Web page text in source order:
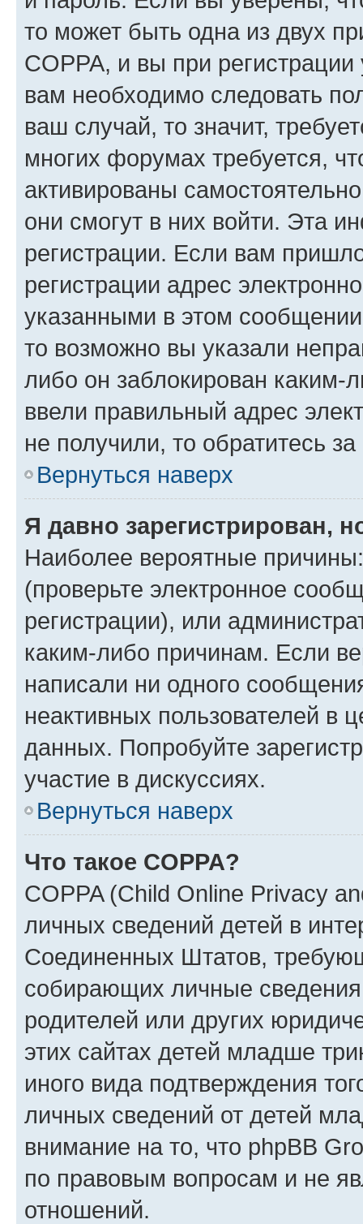
то может быть одна из двух
COPPA, и вы при
вам необходимо следовать
ваш случай, то значит,
многих форумах требуется,
активированы
они смогут в них войти. Эта
регистрации. Если вам
регистрации адрес
указанными в этом
то возможно вы указали
либо он заблокирован
ввели правильный адрес
не получили, то обратитесь
Вернуться наверх
Я давно зарегистрирован,
Наиболее вероятные
(проверьте электронное
регистрации), или
каким-либо причинам. Если
написали ни одного
неактивных пользователей в
данных. Попробуйте
участие в дискуссиях.
Вернуться наверх
Что такое COPPA?
COPPA (Child Online Privacy
личных сведений детей в
Соединенных Штатов,
собирающих личные
родителей или других
этих сайтах детей младше
иного вида подтверждения
личных сведений от детей
внимание на то, что phpBB
по правовым вопросам и не
отношений.